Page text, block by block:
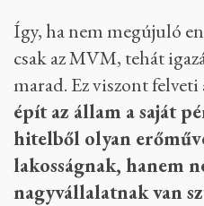
Így, ha nem megújuló
csak az MVM, tehát
marad. Ez viszont
épít az állam a saját
hitelből olyan
lakosságnak, hanem
nagyvállalatnak van